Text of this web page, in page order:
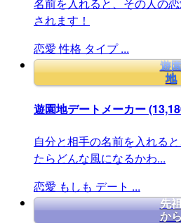
されます！
恋愛 性格 タイプ ...
遊
地
遊園地デートメーカー
自分と相手の名前を入れる
たらどんな風になるかわ...
恋愛 もしも デート ...
先
から